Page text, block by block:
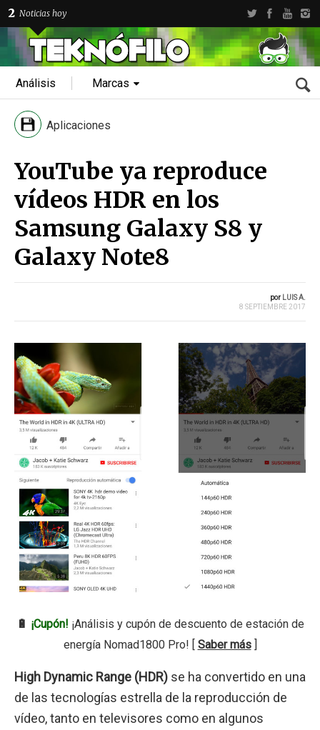
2 Noticias hoy
Análisis Marcas
Aplicaciones
YouTube ya reproduce
vídeos HDR en los
Samsung Galaxy S8 y
Galaxy Note8
por LUIS A.
8 SEPTIEMBRE 2017
🔋 ¡Cupón! ¡Análisis y cupón de descuento de estación de
energía Nomad1800 Pro! [ Saber más]
High Dynamic Range (HDR) se ha convertido en una
de las tecnologías estrella de la reproducción de
vídeo, tanto en televisores como en algunos